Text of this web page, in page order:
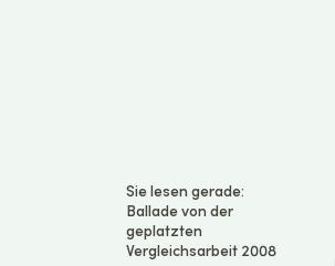
Sie lesen gerade:
Ballade von der
geplatzten
Vergleichsarbeit 2008